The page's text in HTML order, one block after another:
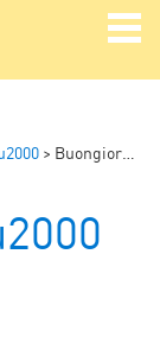
> Buongiorno InBlu2000